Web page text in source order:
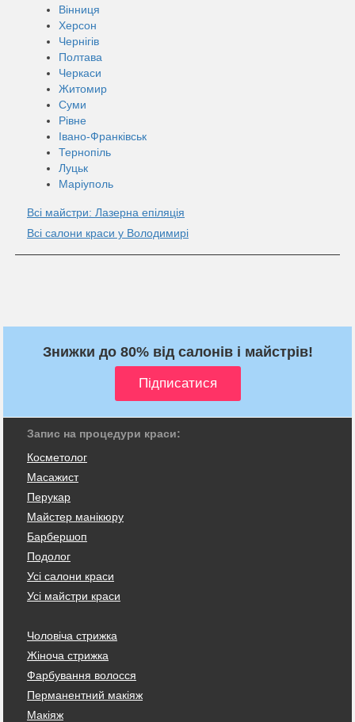
Вінниця
Херсон
Чернігів
Полтава
Черкаси
Житомир
Суми
Рівне
Івано-Франківськ
Тернопіль
Луцьк
Маріуполь
Всі майстри: Лазерна епіляція
Всі салони краси у Володимирі
Знижки до 80% від салонів і майстрів!
Запис на процедури краси:
Косметолог
Масажист
Перукар
Майстер манікюру
Барбершоп
Подолог
Усі салони краси
Усі майстри краси
Чоловіча стрижка
Жіноча стрижка
Фарбування волосся
Перманентний макіяж
Макіяж